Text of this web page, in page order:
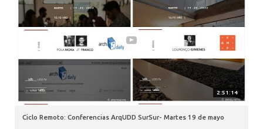
2:51:14
Ciclo Remoto: Conferencias ArqUDD SurSur- Martes 19 de mayo